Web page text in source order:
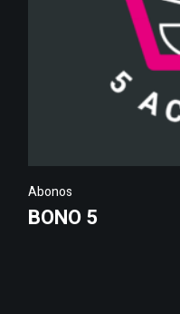
Abonos
BONO 5